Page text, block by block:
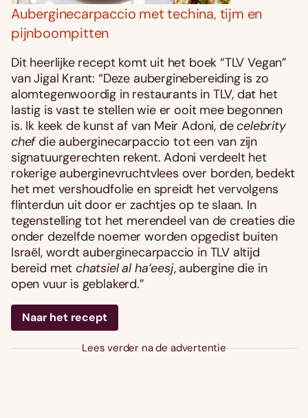
Auberginecarpaccio met techina, tijm en
pijnboompitten
Dit heerlijke recept komt uit het boek “TLV Vegan”
van Jigal Krant: “Deze auberginebereiding is zo
alomtegenwoordig in restaurants in TLV, dat het
lastig is vast te stellen wie er ooit mee begonnen
is. Ik keek de kunst af van Meir Adoni, decelebrity
chefdie auberginecarpaccio tot een van zijn
signatuurgerechten rekent. Adoni verdeelt het
rokerige auberginevruchtvlees over borden, bedekt
het met vershoudfolie en spreidt het vervolgens
flinterdun uit door er zachtjes op te slaan. In
tegenstelling tot het merendeel van de creaties die
onder dezelfde noemer worden opgedist buiten
Israël, wordt auberginecarpaccio in TLV altijd
bereid metchatsiel al ha’eesj, aubergine die in
open vuur is geblakerd.”
Naar het recept
Lees verder na de advertentie